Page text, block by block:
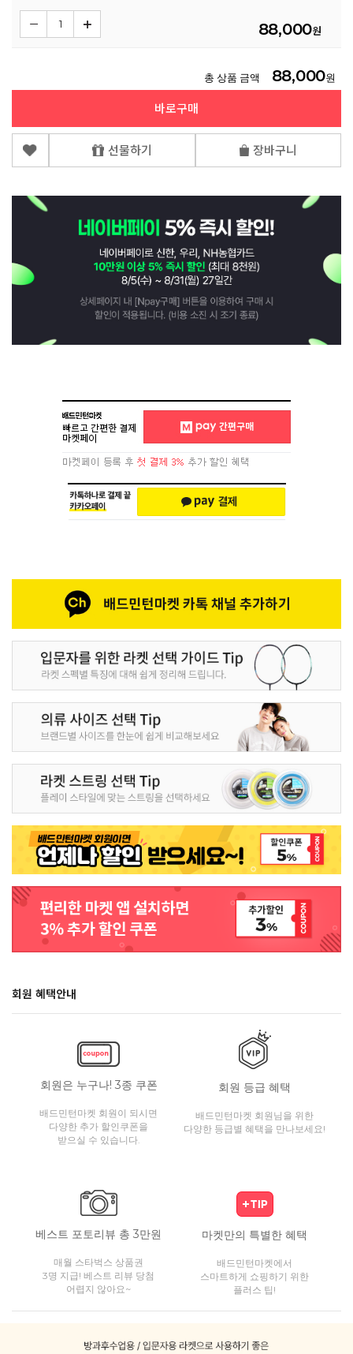
88,000원
총 상품 금액 88,000원
바로구매
선물하기 장바구니
회원 혜택안내
회원은 누구나! 3종 쿠폰
배드민턴마켓 회원이 되시면
다양한 추가 할인쿠폰을
받으실 수 있습니다.
회원 등급 혜택
배드민턴마켓 회원님을 위한
다양한 등급별 혜택을 만나보세요!
베스트 포토리뷰 총 3만원
매월 스타벅스 상품권
3명 지급! 베스트 리뷰 당첨
어렵지 않아요~
마켓만의 특별한 혜택
배드민턴마켓에서
스마트하게 쇼핑하기 위한
플러스 팁!